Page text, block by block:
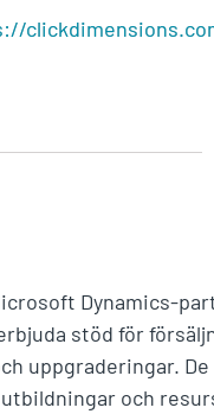
Dynamics-
stöd för
uppgraderingar. De
och